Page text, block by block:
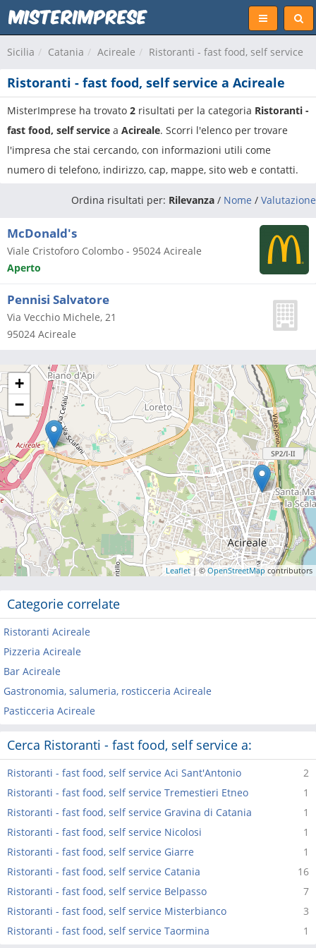
Sicilia Catania Acireale Ristoranti - fast food, self service
Ristoranti - fast food, self service a Acireale
MisterImprese ha trovato 2 risultati per la categoria Ristoranti -
fast food, self service a Acireale. Scorri l'elenco per trovare
l'impresa che stai cercando, con informazioni utili come
numero di telefono, indirizzo, cap, mappe, sito web e contatti.
Ordina risultati per: Rilevanza / Nome / Valutazione
McDonald's
Viale Cristoforo Colombo - 95024 Acireale
Aperto
Pennisi Salvatore
Via Vecchio Michele, 21
95024 Acireale
+
−
Leaflet | © OpenStreetMap contributors
Categorie correlate
Ristoranti Acireale
Pizzeria Acireale
Bar Acireale
Gastronomia, salumeria, rosticceria Acireale
Pasticceria Acireale
Cerca Ristoranti - fast food, self service a:
2
Ristoranti - fast food, self service Aci Sant'Antonio
1
Ristoranti - fast food, self service Tremestieri Etneo
1
Ristoranti - fast food, self service Gravina di Catania
1
Ristoranti - fast food, self service Nicolosi
1
Ristoranti - fast food, self service Giarre
16
Ristoranti - fast food, self service Catania
7
Ristoranti - fast food, self service Belpasso
3
Ristoranti - fast food, self service Misterbianco
1
Ristoranti - fast food, self service Taormina